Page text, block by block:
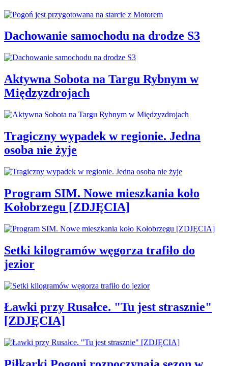
Dachowanie samochodu na drodze S3
Aktywna Sobota na Targu Rybnym w
Międzyzdrojach
Tragiczny wypadek w regionie. Jedna
osoba nie żyje
Program SIM. Nowe mieszkania koło
Kołobrzegu [ZDJĘCIA]
Setki kilogramów węgorza trafiło do
jezior
Ławki przy Rusałce. "Tu jest strasznie"
[ZDJĘCIA]